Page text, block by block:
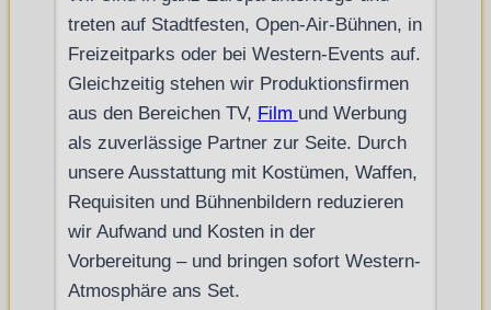
treten auf Stadtfesten, Open-Air-Bühnen, in
Freizeitparks oder bei Western-Events auf.
Gleichzeitig stehen wir Produktionsfirmen
aus den Bereichen TV, Film und Werbung
als zuverlässige Partner zur Seite. Durch
unsere Ausstattung mit Kostümen, Waffen,
Requisiten und Bühnenbildern reduzieren
wir Aufwand und Kosten in der
Vorbereitung – und bringen sofort Western-
Atmosphäre ans Set.